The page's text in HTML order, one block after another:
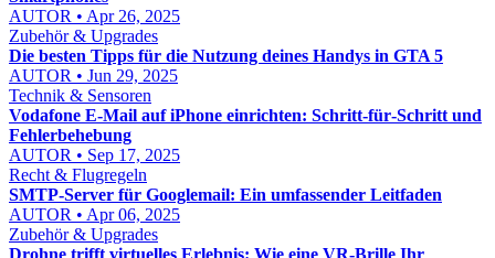
AUTOR • Apr 26, 2025
Zubehör & Upgrades
Die besten Tipps für die Nutzung deines Handys in GTA 5
AUTOR • Jun 29, 2025
Technik & Sensoren
Vodafone E‑Mail auf iPhone einrichten: Schritt‑für‑Schritt und
Fehlerbehebung
AUTOR • Sep 17, 2025
Recht & Flugregeln
SMTP-Server für Googlemail: Ein umfassender Leitfaden
AUTOR • Apr 06, 2025
Zubehör & Upgrades
Drohne trifft virtuelles Erlebnis: Wie eine VR-Brille Ihr